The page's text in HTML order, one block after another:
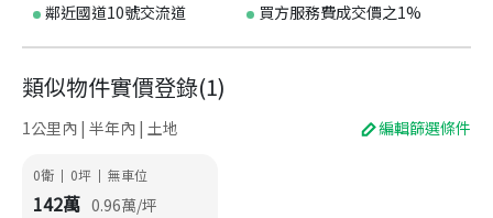
鄰近國道10號交流道
買方服務費成交價之1%
類似物件實價登錄(1)
1公里內 | 半年內 | 土地 編輯篩選條件
0衛 | 0坪 | 無車位
142萬 0.96萬/坪